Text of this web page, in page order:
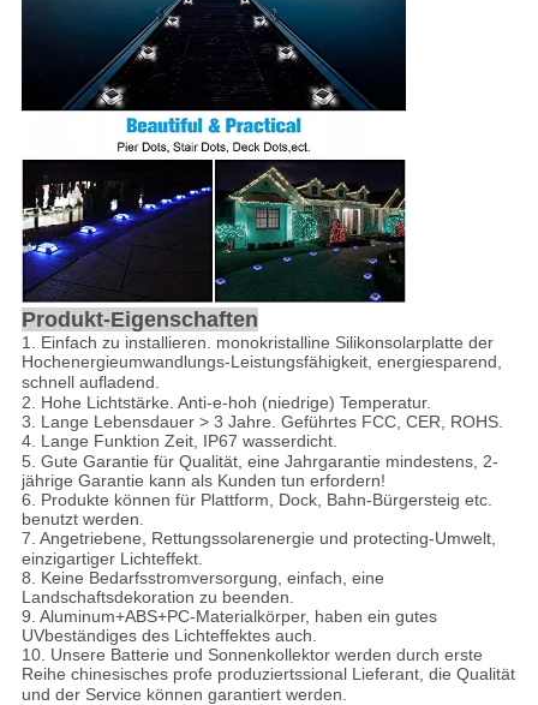
Produkt-Eigenschaften
1. Einfach zu installieren. monokristalline Silikonsolarplatte der
Hochenergieumwandlungs-Leistungsfähigkeit, energiesparend,
schnell aufladend.
2. Hohe Lichtstärke. Anti-e-hoh (niedrige) Temperatur.
3. Lange Lebensdauer > 3 Jahre. Geführtes FCC, CER, ROHS.
4. Lange Funktion Zeit, IP67 wasserdicht.
5. Gute Garantie für Qualität, eine Jahrgarantie mindestens, 2-
jährige Garantie kann als Kunden tun erfordern!
6. Produkte können für Plattform, Dock, Bahn-Bürgersteig etc.
benutzt werden.
7. Angetriebene, Rettungssolarenergie und protecting-Umwelt,
einzigartiger Lichteffekt.
8. Keine Bedarfsstromversorgung, einfach, eine
Landschaftsdekoration zu beenden.
9. Aluminum+ABS+PC-Materialkörper, haben ein gutes
UVbeständiges des Lichteffektes auch.
10. Unsere Batterie und Sonnenkollektor werden durch erste
Reihe chinesisches profe produziertssional Lieferant, die Qualität
und der Service können garantiert werden.